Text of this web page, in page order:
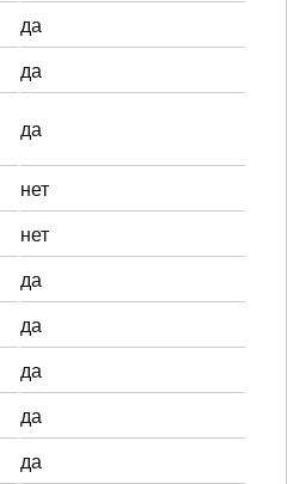
да
да
да
нет
нет
да
да
да
да
да